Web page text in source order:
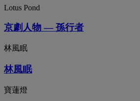
Lotus Pond
京劇人物 — 孫行者
林風眠
林風眠
寶蓮燈